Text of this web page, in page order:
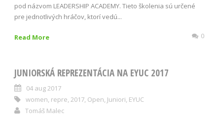
pod názvom LEADERSHIP ACADEMY. Tieto školenia sú určené
pre jednotlivých hráčov, ktorí vedú...
Read More 0
JUNIORSKÁ REPREZENTÁCIA NA EYUC 2017
04 aug 2017
women, repre, 2017, Open, Juniori, EYUC
Tomáš Malec